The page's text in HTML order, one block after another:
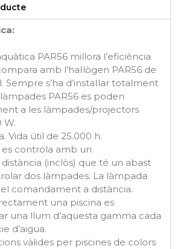
PAR56 millora l’eficiència
amb l’hal·lògen PAR56 de
s’ha d’instal·lar totalment
PAR56 es poden
a les làmpades/projectors
W.
Vida útil de 25.000 h.
es controla amb un
(inclòs) que té un abast
dos làmpades. La làmpada
comandament a distància.
una piscina es
una llum d’aquesta gamma cada
d’aigua.
vàlides per piscines de colors